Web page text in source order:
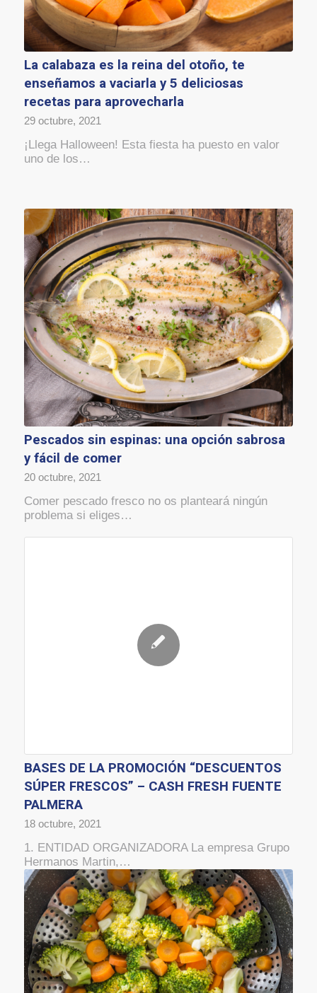
La calabaza es la reina del otoño, te
enseñamos a vaciarla y 5 deliciosas
recetas para aprovecharla
29 octubre, 2021
¡Llega Halloween! Esta fiesta ha puesto en valor
uno de los…
Pescados sin espinas: una opción sabrosa
y fácil de comer
20 octubre, 2021
Comer pescado fresco no os planteará ningún
problema si eliges…
BASES DE LA PROMOCIÓN “DESCUENTOS
SÚPER FRESCOS” – CASH FRESH FUENTE
PALMERA
18 octubre, 2021
1. ENTIDAD ORGANIZADORA La empresa Grupo
Hermanos Martin,…